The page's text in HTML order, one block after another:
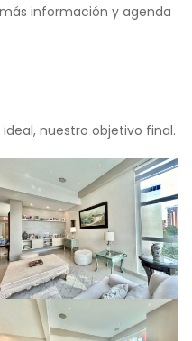
información y agenda
nuestro objetivo final.